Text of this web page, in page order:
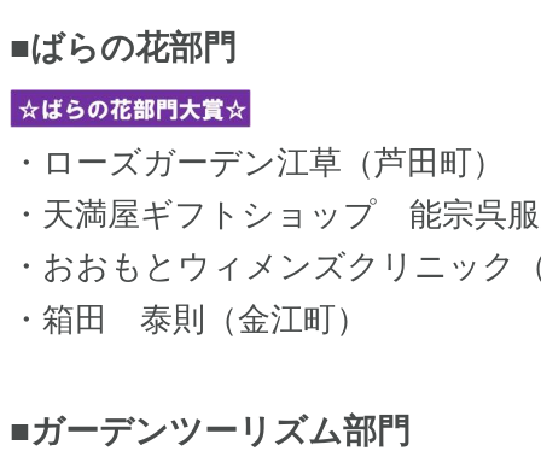
■ばらの花部門
・ローズガーデン江草（芦田町）
・天満屋ギフトショップ 能宗呉
・おおもとウィメンズクリニック
・箱田 泰則（金江町）​
■ガーデンツーリズム部門